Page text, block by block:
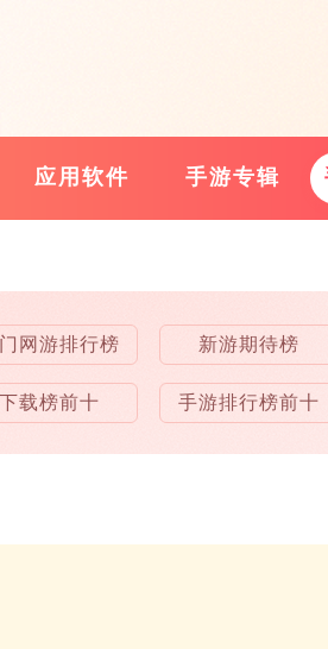
应用软件 手游专辑
网游排行榜 新游期待榜
下载榜前十 手游排行榜前十